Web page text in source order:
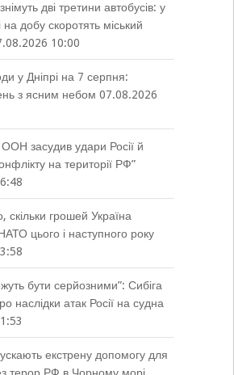
дві третини автобусів: у
на добу скоротять міський
10:00
у Дніпрі на 7 серпня:
з ясним небом 07.08.2026
засудив удари Росії й
на території РФ”
скільки грошей Україна
цього і наступного року
бути серйозними”: Сибіга
наслідки атак Росії на судна
екстрену допомогу для